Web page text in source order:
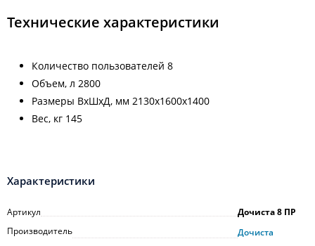
Технические характеристики
Количество пользователей 8
Объем, л 2800
Размеры ВхШхД, мм 2130х1600х1400
Вес, кг 145
Характеристики
Артикул
Дочиста 8 ПР
Производитель
Дочиста